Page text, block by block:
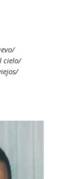
cielo/